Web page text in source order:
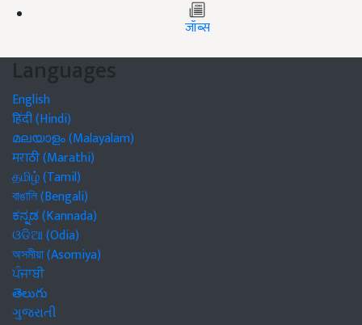
जॉब्स
Languages
English
हिंदी (Hindi)
മലയാളം (Malayalam)
मराठी (Marathi)
தமிழ் (Tamil)
বাঙালি (Bengali)
ಕನ್ನಡ (Kannada)
ଓଡିଆ (Odia)
অসমীয়া (Asomiya)
ਪੰਜਾਬੀ
తెలుగు
ગુજરાતી